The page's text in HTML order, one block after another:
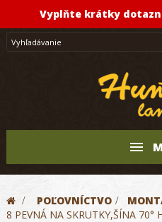
Vyplňte krátky
> POĽOVNÍCTVO >
8 PEVNÁ NA SKRUTKY,ŠÍNA 70°